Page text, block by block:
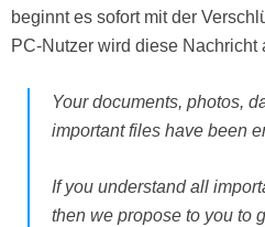
beginnt es sofort mit der
PC-Nutzer wird diese Nachricht
Your documents, photos,
important files have been
If you understand all
then we propose to you to